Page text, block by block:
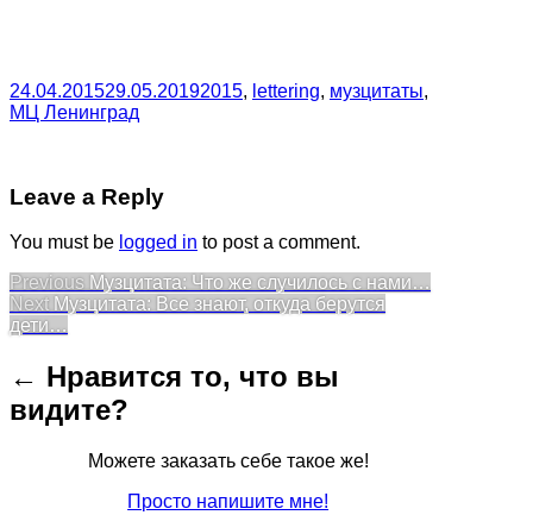
24.04.201529.05.20192015, lettering, музцитаты,
МЦ Ленинград
Leave a Reply
You must be logged in to post a comment.
Post
navigation
Previous Previous
post:
Музцитата: Что же случилось с нами…
Next Next
Музцитата: Все знают, откуда берутся
дети…
← Нравится то, что вы
видите?
Можете заказать себе такое же!
Просто напишите мне!